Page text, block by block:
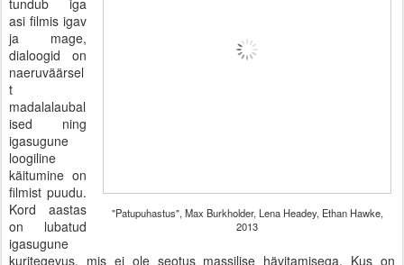
"Patupuhastus", Max Burkholder, Lena Headey, Ethan Hawke,
2013
tundub iga
asi filmis igav
ja mage,
dialoogid on
naeruväärsel
t
madalalaubal
ised ning
igasugune
loogiline
käitumine on
filmist puudu.
Kord aastas
on lubatud
igasugune
kuritegevus, mis ei ole seotus massilise hävitamisega. Kus on